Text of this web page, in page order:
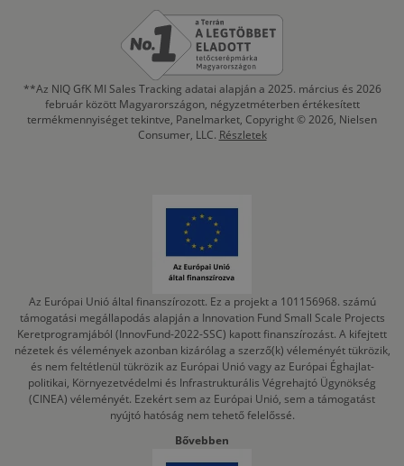
**Az NIQ GfK MI Sales Tracking adatai alapján a 2025. március és 2026
február között Magyarországon, négyzetméterben értékesített
termékmennyiséget tekintve, Panelmarket, Copyright © 2026, Nielsen
Consumer, LLC. Részletek
Az Európai Unió által finanszírozott. Ez a projekt a 101156968. számú
támogatási megállapodás alapján a Innovation Fund Small Scale Projects
Keretprogramjából (InnovFund-2022-SSC) kapott finanszírozást. A kifejtett
nézetek és vélemények azonban kizárólag a szerző(k) véleményét tükrözik,
és nem feltétlenül tükrözik az Európai Unió vagy az Európai Éghajlat-
politikai, Környezetvédelmi és Infrastrukturális Végrehajtó Ügynökség
(CINEA) véleményét. Ezekért sem az Európai Unió, sem a támogatást
nyújtó hatóság nem tehető felelőssé.
Bővebben